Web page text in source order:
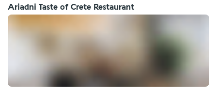
Ariadni Taste of Crete Restaurant